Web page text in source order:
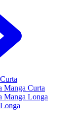
Manga Curta
Manga Longa